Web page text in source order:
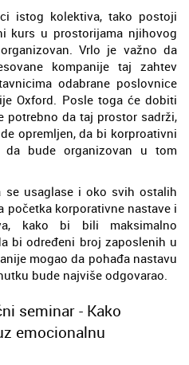
istog kolektiva, tako postoji
kurs u prostorijama njihovog
Vrlo je važno da
kompanije taj zahtev
odabrane poslovnice
Oxford. Posle toga će dobiti
potrebno da taj prostor sadrži,
opremljen, da bi korproativni
bude organizovan u tom
se usaglase i oko svih ostalih
početka korporativne nastave i
kako bi bili maksimalno
bi određeni broj zaposlenih u
mogao da pohađa nastavu
bude najviše odgovarao.
seminar - Kako
emocionalnu